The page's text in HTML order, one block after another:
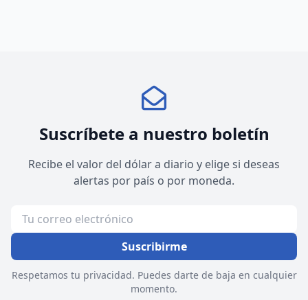
Suscríbete a nuestro boletín
Recibe el valor del dólar a diario y elige si deseas
alertas por país o por moneda.
Suscribirme
Respetamos tu privacidad. Puedes darte de baja en cualquier
momento.